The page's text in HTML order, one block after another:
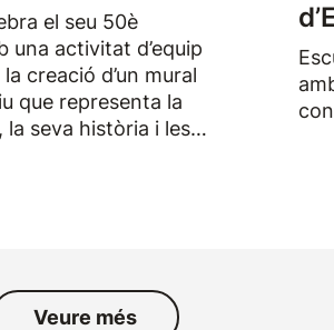
el seu 50è
una activitat d’equip
creació d’un mural
que representa la
la seva història i les
Veure més